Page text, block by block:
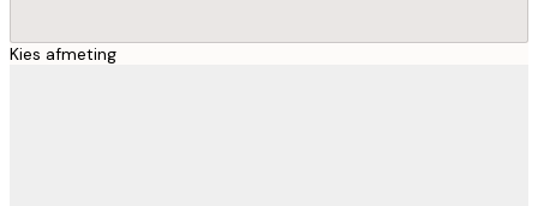
Kies afmeting